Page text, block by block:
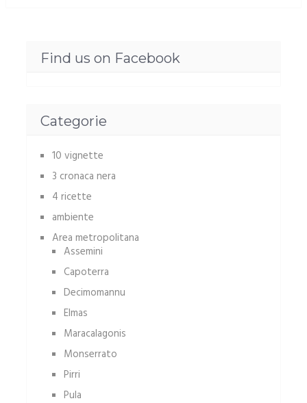
Find us on Facebook
Categorie
10 vignette
3 cronaca nera
4 ricette
ambiente
Area metropolitana
Assemini
Capoterra
Decimomannu
Elmas
Maracalagonis
Monserrato
Pirri
Pula